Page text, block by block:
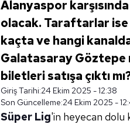
Alanyaspor
olacak. Taraftarlar ise
kaçta ve hangi
Galatasaray Göztepe
biletleri satışa çıktı
Giriş Tarihi:24 Ekim 2025 - 12:38
Son Güncelleme:24 Ekim 2025 -
Süper Lig'in heyecan dolu